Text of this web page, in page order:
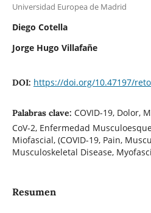
Universidad Europea de Madrid
Diego Cotella
Jorge Hugo Villafañe
DOI: https://doi.org/10.47197/
Palabras clave: COVID-19, Dolor,
CoV-2, Enfermedad
Miofascial, (COVID-19, Pain,
Musculoskeletal Disease,
Resumen